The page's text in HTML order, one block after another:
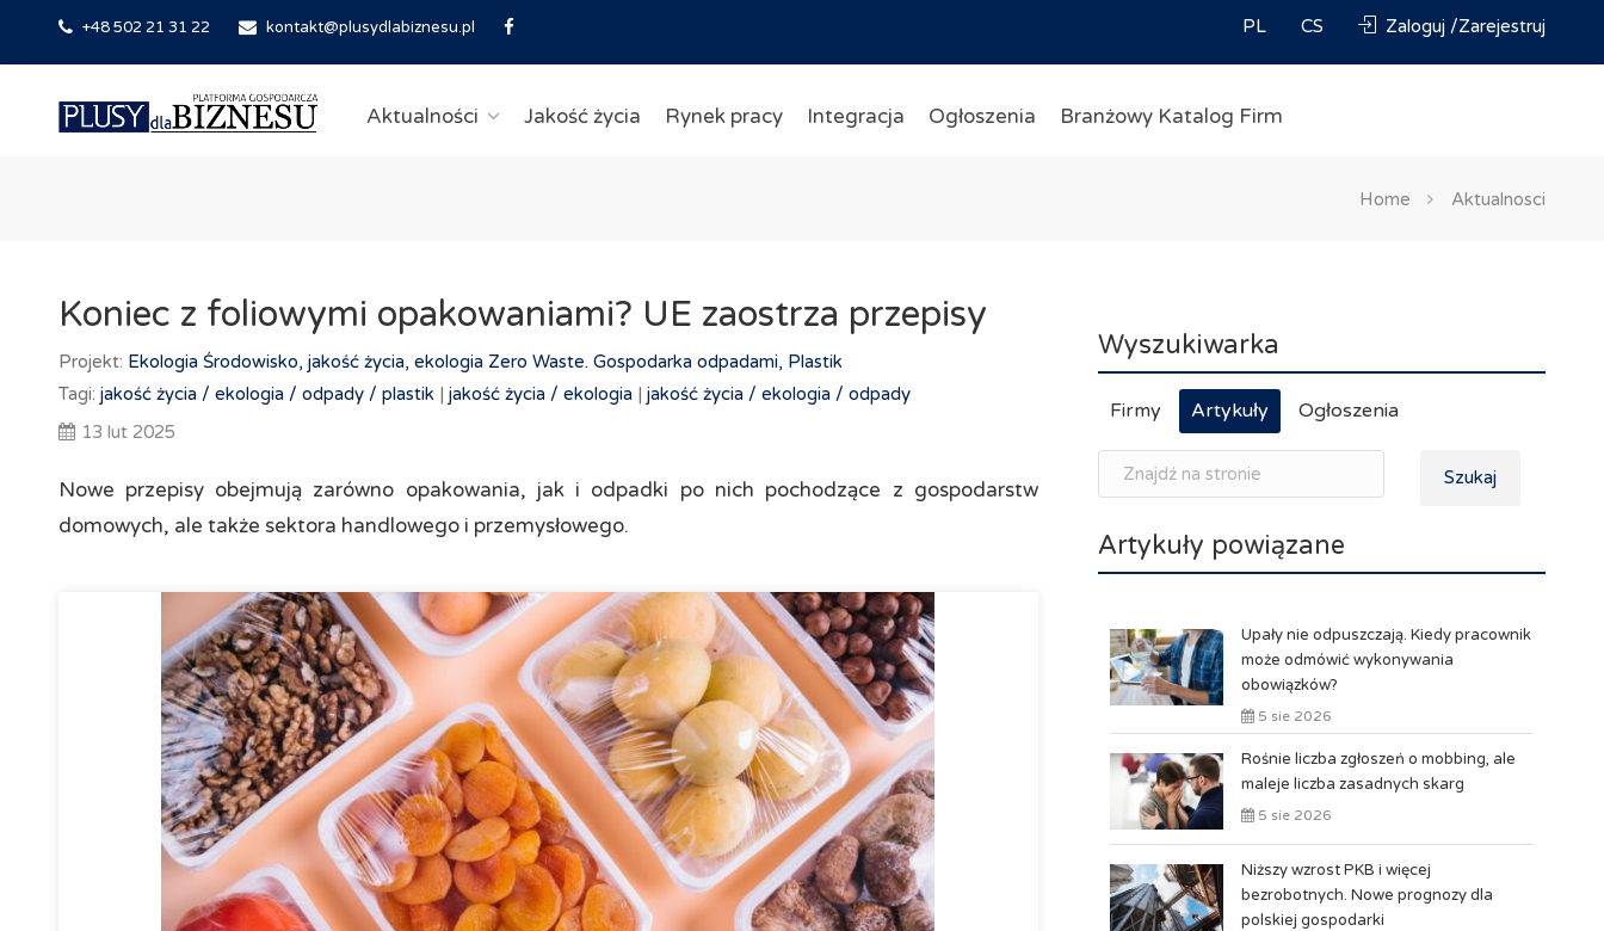
+48 502 21 31 22 kontakt@plusydlabiznesu.pl PL CS Zaloguj /Zarejestruj
Aktualności Jakość życia Rynek pracy Integracja Ogłoszenia Branżowy Katalog Firm
Home Aktualnosci
Koniec z foliowymi opakowaniami? UE zaostrza przepisy
Projekt: Ekologia Środowisko, jakość życia, ekologia Zero Waste. Gospodarka odpadami, Plastik
Tagi: jakość życia / ekologia / odpady / plastik | jakość życia / ekologia | jakość życia / ekologia / odpady
13 lut 2025
Nowe przepisy obejmują zarówno opakowania, jak i odpadki po nich pochodzące z gospodarstw
domowych, ale także sektora handlowego i przemysłowego.
Wyszukiwarka
Firmy Artykuły Ogłoszenia
Szukaj
Artykuły powiązane
Upały nie odpuszczają. Kiedy pracownik
może odmówić wykonywania
obowiązków?
5 sie 2026
Rośnie liczba zgłoszeń o mobbing, ale
maleje liczba zasadnych skarg
5 sie 2026
Niższy wzrost PKB i więcej
bezrobotnych. Nowe prognozy dla
polskiej gospodarki